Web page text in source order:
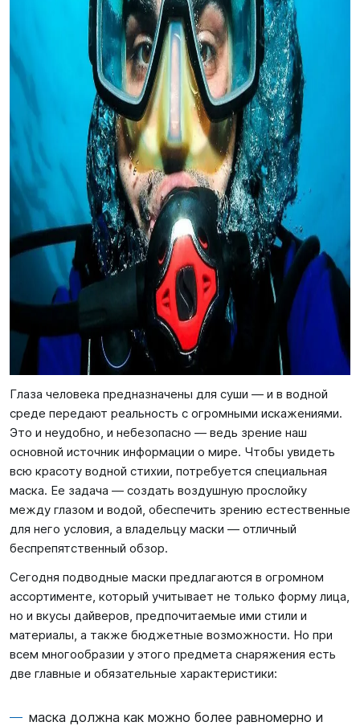
Глаза человека предназначены для суши — и в водной
среде передают реальность с огромными искажениями.
Это и неудобно, и небезопасно — ведь зрение наш
основной источник информации о мире. Чтобы увидеть
всю красоту водной стихии, потребуется специальная
маска. Ее задача — создать воздушную прослойку
между глазом и водой, обеспечить зрению естественные
для него условия, а владельцу маски — отличный
беспрепятственный обзор.
Сегодня подводные маски предлагаются в огромном
ассортименте, который учитывает не только форму лица,
но и вкусы дайверов, предпочитаемые ими стили и
материалы, а также бюджетные возможности. Но при
всем многообразии у этого предмета снаряжения есть
две главные и обязательные характеристики:
маска должна как можно более равномерно и